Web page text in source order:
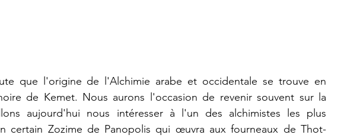
que l'origine de l'Alchimie arabe et occidentale se trouve en
de Kemet. Nous aurons l'occasion de revenir souvent sur la
aujourd'hui nous intéresser à l'un des alchimistes les plus
certain Zozime de Panopolis qui œuvra aux fourneaux de Thot-